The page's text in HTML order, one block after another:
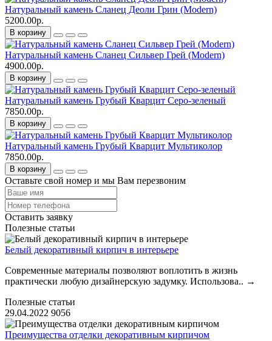
Натуральный камень Сланец Деоли Грин (Modern)
5200.00р.
В корзину
Натуральный камень Сланец Сильвер Грей (Modern)
4900.00р.
В корзину
Натуральный камень Грубый Кварцит Серо-зеленый
7850.00р.
В корзину
Натуральный камень Грубый Кварцит Мультиколор
7850.00р.
В корзину
Оставьте свой номер и мы Вам перезвоним
Оставить заявку
Полезные статьи
Белый декоративный кирпич в интерьере
Современные материалы позволяют воплотить в жизнь
практически любую дизайнерскую задумку. Использова.. →
Полезные статьи
29.04.2022 9056
Преимущества отделки декоративным кирпичом